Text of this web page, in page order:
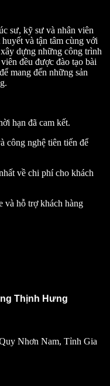
sư, kỹ sư và nhân viên
và tận tâm cùng với
dựng những công trình
đều được đào tạo bài
mang đến những sản
hạn đã cam kết.
công nghệ tiên tiến để
về chi phí cho khách
và hỗ trợ khách hàng
Thịnh Hưng
Nhơn Nam, Tỉnh Gia